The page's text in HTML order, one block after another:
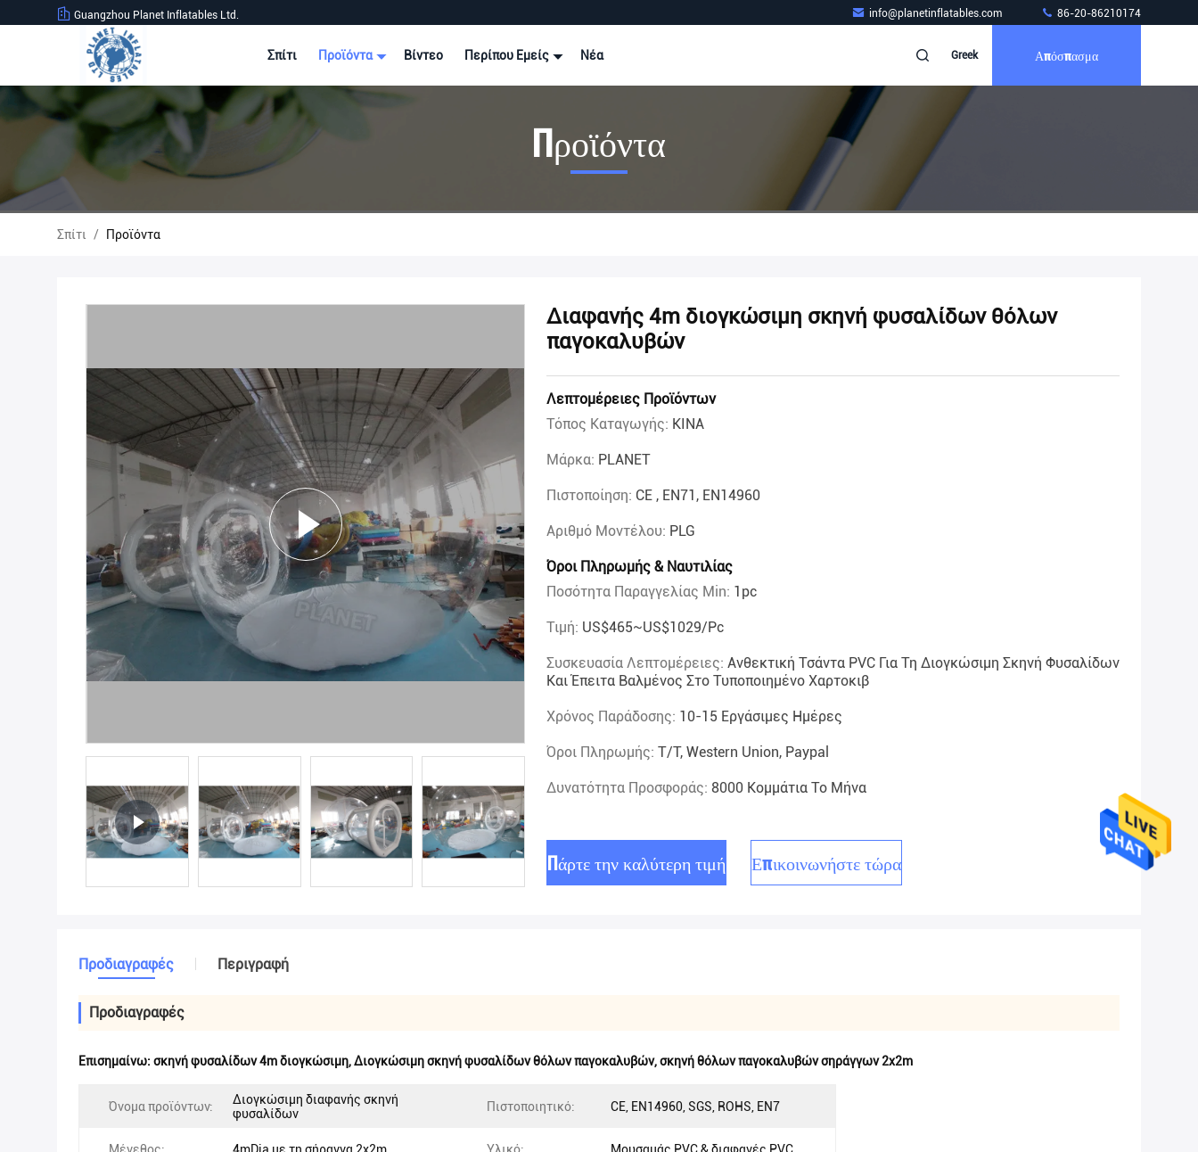
Guangzhou Planet Inflatables Ltd. info@planetinflatables.com 86-20-86210174
Σπίτι Προϊόντα Βίντεο Περίπου Εμείς Νέα Greek Απόσπασμα
Προϊόντα
Σπίτι / Προϊόντα
Διαφανής 4m διογκώσιμη σκηνή φυσαλίδων θόλων
παγοκαλυβών
Λεπτομέρειες Προϊόντων
Τόπος Καταγωγής: ΚΙΝΑ
Μάρκα: PLANET
Πιστοποίηση: CE , EN71, EN14960
Αριθμό Μοντέλου: PLG
Όροι Πληρωμής & Ναυτιλίας
Ποσότητα Παραγγελίας Min: 1pc
Τιμή: US$465~US$1029/pc
Συσκευασία Λεπτομέρειες: Ανθεκτική Τσάντα PVC Για Τη Διογκώσιμη Σκηνή Φυσαλίδων
Και Έπειτα Βαλμένος Στο Τυποποιημένο Χαρτοκιβ
Χρόνος Παράδοσης: 10-15 Εργάσιμες Ημέρες
Όροι Πληρωμής: T/T, Western Union, Paypal
Δυνατότητα Προσφοράς: 8000 Κομμάτια Το Μήνα
Πάρτε την καλύτερη τιμή Επικοινωνήστε τώρα
Προδιαγραφές Περιγραφή
Προδιαγραφές
Επισημαίνω: σκηνή φυσαλίδων 4m διογκώσιμη,Διογκώσιμη σκηνή φυσαλίδων θόλων παγοκαλυβών,σκηνή θόλων παγοκαλυβών σηράγγων 2x2m
Όνομα προϊόντων:
Διογκώσιμη διαφανής σκηνή
φυσαλίδων
Πιστοποιητικό: CE, EN14960, SGS, ROHS, EN7